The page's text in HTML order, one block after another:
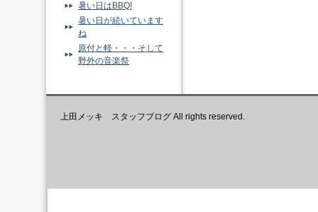
暑い日はBBQ!
暑い日が続いています
ね
原付と軽・・・そして
野外の音楽祭
上田メッキ スタッフブログ All rights reserved.